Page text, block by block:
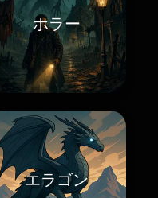
ホラー
エラゴン